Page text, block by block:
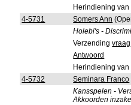
Herindiening
4-5731
Somers Ann
Holebi's -
Verzendingvraag
Antwoord
Herindiening
4-5732
Seminara Franco
Kansspelen -
Akkoorden